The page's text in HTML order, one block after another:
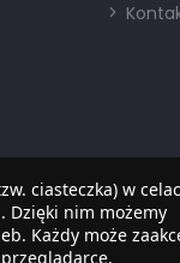
ciasteczka) w
Dzięki nim możemy
Każdy może